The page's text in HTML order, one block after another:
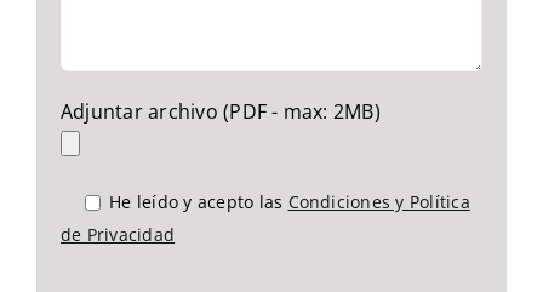
Adjuntar archivo (PDF - max: 2MB)
He leído y acepto las Condiciones y Política
de Privacidad